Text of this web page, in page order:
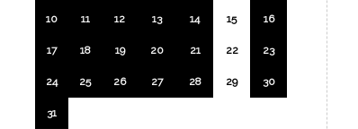
10 11 12 13 14 15 16
17 18 19 20 21 22 23
24 25 26 27 28 29 30
31